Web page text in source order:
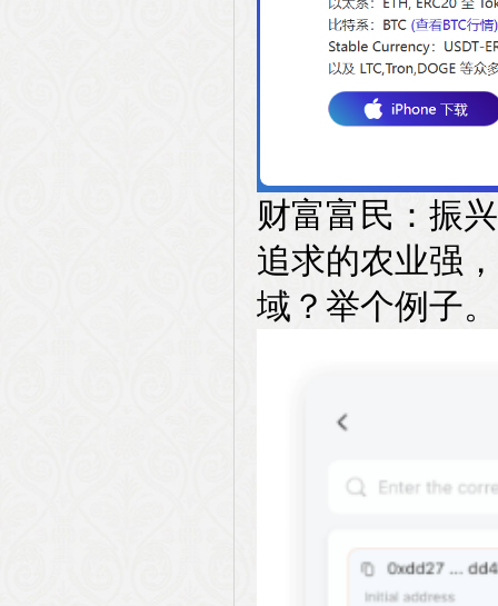
财富富民：振
追求的农业强
域？举个例子。